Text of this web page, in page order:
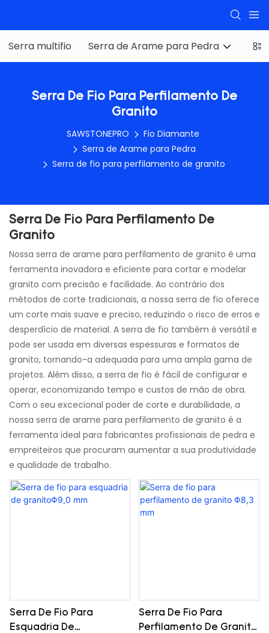
Serra multifio Serra de Arame para Pedra
Serra De Fio Para Perfilamento De
Granito
SAWSTONEPRO
Fio Diamante
Serra de Arame para Pedra
Serra de fio para perfilamento de granito
Serra De Fio Para Perfilamento De
Granito
Nossa serra de arame para perfilamento de granito é uma
ferramenta inovadora e eficiente para cortar e modelar
granito com precisão e facilidade. Ao contrário dos
métodos de corte tradicionais, a nossa serra de fio oferece
um corte mais suave e preciso, reduzindo o risco de erros e
desperdício de material. A serra de fio também é versátil e
pode ser usada em diversas espessuras e formatos de
granito, tornando-a adequada para uma ampla gama de
projetos. Além disso, a serra de fio é fácil de configurar e
operar, economizando tempo e custos de mão de obra.
Com o seu excecional poder de corte e durabilidade, a
nossa serra de arame para perfilamento de granito é a
ferramenta ideal para fabricantes profissionais de pedra e
empreiteiros que procuram aumentar a sua produtividade
e qualidade de trabalho.
Serra De Fio Para
Esquadria De
Serra De Fio Para
Perfilamento De Granito